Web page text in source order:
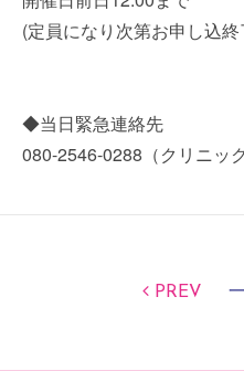
(定員になり次第お申し込終
◆当日緊急連絡先
080-2546-0288（クリニッ
PREV